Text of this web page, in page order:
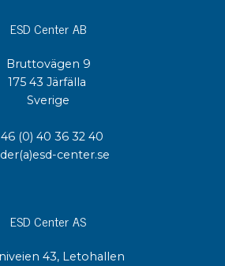
ESD Center AB
Bruttovägen 9
175 43 Järfälla
Sverige
(0) 40 36 32 40
center.se
ESD Center AS
43, Letohallen